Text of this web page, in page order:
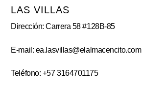
LAS VILLAS
Dirección: Carrera 58 #128B-85
E-mail: ea.lasvillas@elalmacencito.com
Teléfono: +57 3164701175